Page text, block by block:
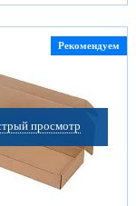
просмотр
Рекомендуем